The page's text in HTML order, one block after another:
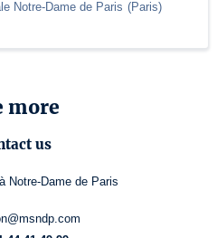
Notre-Dame de Paris (Paris)
more
us
Notre-Dame de Paris